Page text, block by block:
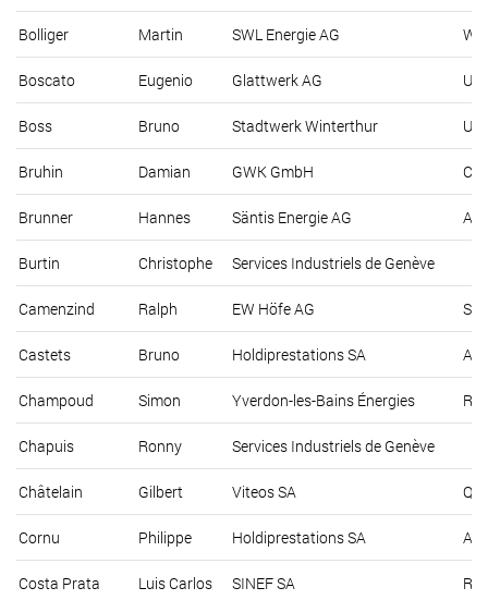
Bolliger Martin SWL Energie AG
Boscato Eugenio Glattwerk AG
Boss Bruno Stadtwerk Winterthur
Bruhin Damian GWK GmbH
Brunner Hannes Säntis Energie AG
Burtin Christophe Services Industriels de Genève
Camenzind Ralph EW Höfe AG
Castets Bruno Holdiprestations SA
Champoud Simon Yverdon-les-Bains Énergies
Chapuis Ronny Services Industriels de Genève
Châtelain Gilbert Viteos SA
Cornu Philippe Holdiprestations SA
Costa Prata Luis Carlos SINEF SA